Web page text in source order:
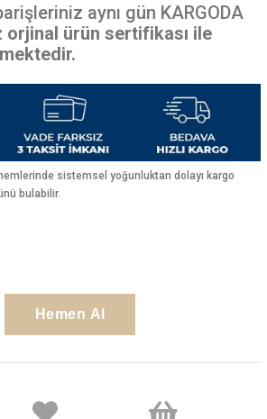
aynı gün KARGODA
orjinal ürün sertifikası ile
sistemsel yoğunluktan dolayı kargo
bulabilir.